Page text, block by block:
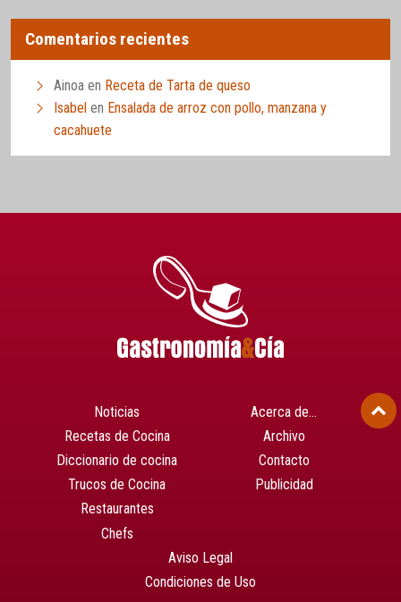
Comentarios recientes
Ainoa en Receta de Tarta de queso
Isabel en Ensalada de arroz con pollo, manzana y
cacahuete
Noticias
Recetas de Cocina
Diccionario de cocina
Trucos de Cocina
Restaurantes
Chefs
Acerca de…
Archivo
Contacto
Publicidad
Aviso Legal
Condiciones de Uso